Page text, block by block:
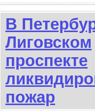
В
Лиговском
проспекте
пожар